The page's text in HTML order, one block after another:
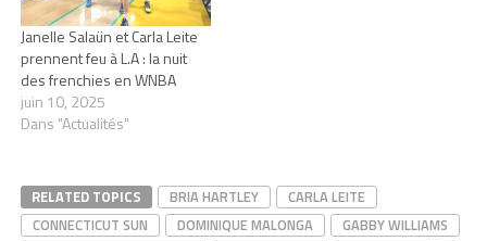
Janelle Salaün et Carla Leite
prennent feu à L.A : la nuit
des frenchies en WNBA
juin 10, 2025
Dans "Actualités"
RELATED TOPICS BRIA HARTLEY
CARLA LEITE
CONNECTICUT SUN
DOMINIQUE MALONGA
GABBY WILLIAMS